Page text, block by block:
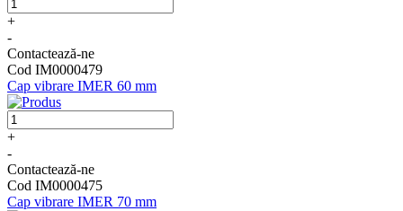
+
-
Contactează-ne
Cod IM0000479
Cap vibrare IMER 60 mm
+
-
Contactează-ne
Cod IM0000475
Cap vibrare IMER 70 mm